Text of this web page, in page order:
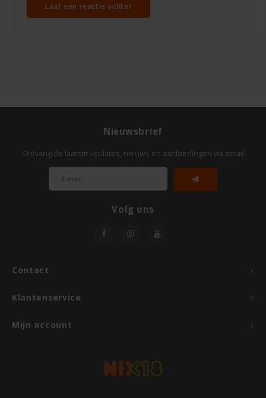
Laat een reactie achter
Contact
Nieuwsbrief
Ontvang de laatste updates, nieuws en aanbiedingen via email
Volg ons
Klantenservice
Mijn account